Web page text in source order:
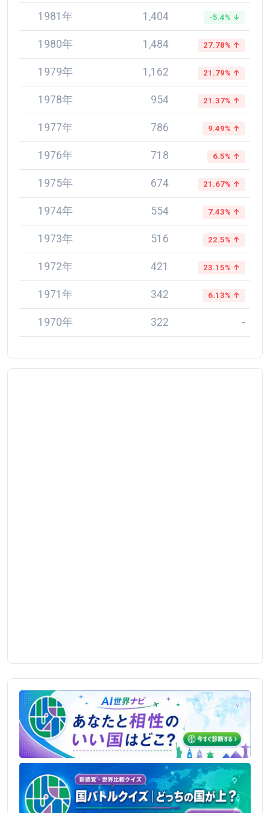
1981年 1,404 -5.4% ↓
1980年 1,484 27.78% ↑
1979年 1,162 21.79% ↑
1978年 954 21.37% ↑
1977年 786 9.49% ↑
1976年 718 6.5% ↑
1975年 674 21.67% ↑
1974年 554 7.43% ↑
1973年 516 22.5% ↑
1972年 421 23.15% ↑
1971年 342 6.13% ↑
1970年 322 -